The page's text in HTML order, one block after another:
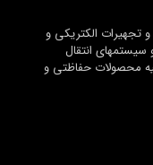
الکتریکی و
سیستمهای انتقال
محصولات حفاظتی و